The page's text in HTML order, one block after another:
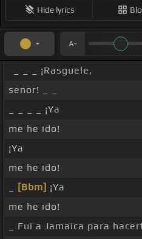
Hide lyrics
_ _ _ ¡Rasguele,
senor! _ _
_ _ _ _ ¡Ya
me he ido!
¡Ya
me he ido!
[Bbm] ¡Ya
me he ido!
_ Fui a Jamaica para